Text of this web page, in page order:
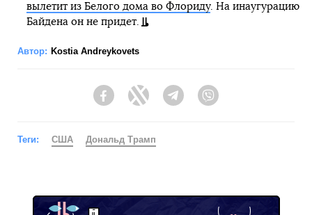
вылетит из Белого дома во Флориду. На инаугурацию
Байдена он не придет.
Автор: Kostia Andreykovets
FacebookTwitter Telegram
Теги: США Дональд Трамп